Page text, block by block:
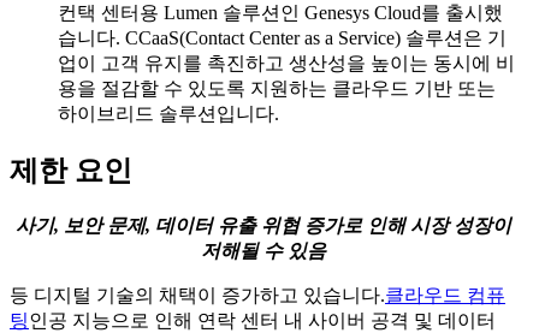
컨택 센터용 Lumen 솔루션인 Genesys Cloud를 출시했
습니다. CCaaS(Contact Center as a Service) 솔루션은 기
업이 고객 유지를 촉진하고 생산성을 높이는 동시에 비
용을 절감할 수 있도록 지원하는 클라우드 기반 또는
하이브리드 솔루션입니다.
제한 요인
사기, 보안 문제, 데이터 유출 위협 증가로 인해 시장 성장이
저해될 수 있음
등 디지털 기술의 채택이 증가하고 있습니다.클라우드 컴퓨
팅인공 지능으로 인해 연락 센터 내 사이버 공격 및 데이터